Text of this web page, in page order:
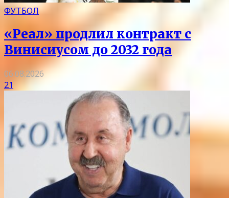
ФУТБОЛ
«Реал» продлил контракт с
Винисиусом до 2032 года
06.08.2026
21